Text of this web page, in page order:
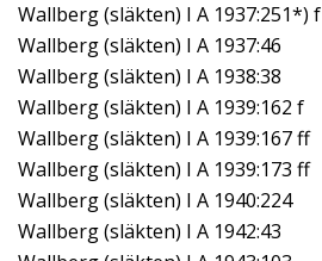
Wallberg (släkten) I A 1937:251*) f
Wallberg (släkten) I A 1937:46
Wallberg (släkten) I A 1938:38
Wallberg (släkten) I A 1939:162 f
Wallberg (släkten) I A 1939:167 ff
Wallberg (släkten) I A 1939:173 ff
Wallberg (släkten) I A 1940:224
Wallberg (släkten) I A 1942:43